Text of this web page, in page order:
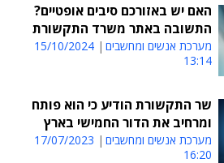
האם יש באזורכם סיבים אופטיים?
התשובה באתר משרד התקשורת
מערכת אנשים ומחשבים
15/10/2024
13:14
שר התקשורת הודיע כי הוא פותח
ומרחיב את הדור החמישי בארץ
מערכת אנשים ומחשבים
17/07/2023
16:20